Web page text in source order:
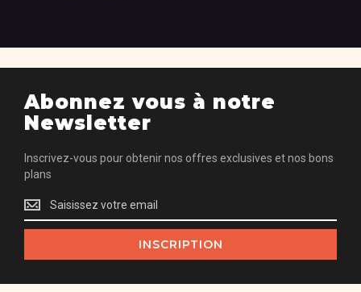
Abonnez vous à notre
Newsletter
Inscrivez-vous pour obtenir nos offres exclusives et nos bons
plans
Inscrivez-
vous
pour
nos
INSCRIPTION